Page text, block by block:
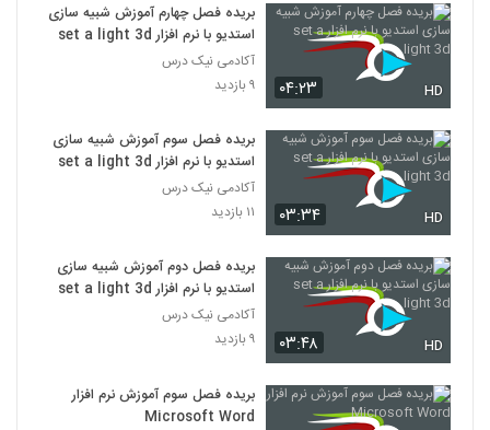
۰۴:۲۳ HD
بریده فصل چهارم آموزش شبیه سازی
استدیو با نرم افزار set a light 3d
آکادمی نیک درس
۹ بازدید
۰۳:۳۴ HD
بریده فصل سوم آموزش شبیه سازی
استدیو با نرم افزار set a light 3d
آکادمی نیک درس
۱۱ بازدید
۰۳:۴۸ HD
بریده فصل دوم آموزش شبیه سازی
استدیو با نرم افزار set a light 3d
آکادمی نیک درس
۹ بازدید
بریده فصل سوم آموزش نرم افزار
Microsoft Word